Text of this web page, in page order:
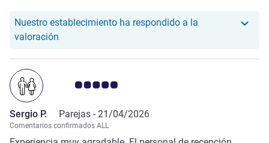
lucerna
Nuestro establecimiento ha respondido a la
valoración
Nota de clientes de Avis 5.0/5
Sergio P. Parejas - 21/04/2026
Comentarios confirmados ALL